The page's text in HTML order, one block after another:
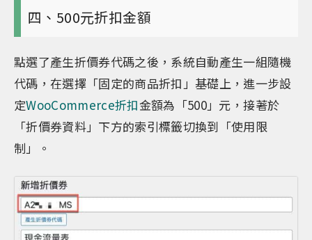
四、500元折扣金額
點選了產生折價券代碼之後，系統自動產生一組隨機
代碼，在選擇「固定的商品折扣」基礎上，進一步設
定WooCommerce折扣金額為「500」元，接著於
「折價券資料」下方的索引標籤切換到「使用限
制」。